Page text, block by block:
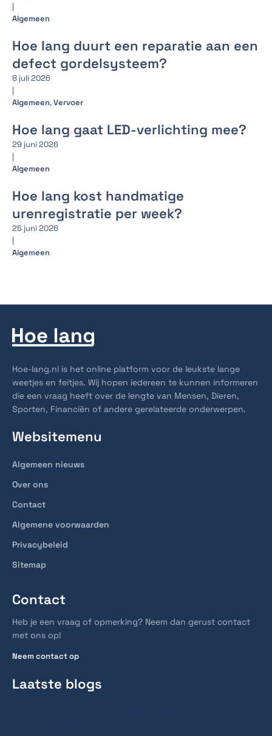
|
Algemeen
Hoe lang duurt een reparatie aan een
defect gordelsysteem?
8 juli 2026
|
Algemeen,Vervoer
Hoe lang gaat LED-verlichting mee?
29 juni 2026
|
Algemeen
Hoe lang kost handmatige
urenregistratie per week?
25 juni 2026
|
Algemeen
Hoe-lang.nl is het online platform voor de leukste lange
weetjes en feitjes. Wij hopen iedereen te kunnen informeren
die een vraag heeft over de lengte van Mensen, Dieren,
Sporten, Financiën of andere gerelateerde onderwerpen.
Websitemenu
Algemeen nieuws
Over ons
Contact
Algemene voorwaarden
Privacybeleid
Sitemap
Contact
Heb je een vraag of opmerking? Neem dan gerust contact
met ons op!
Neem contact op
Laatste blogs